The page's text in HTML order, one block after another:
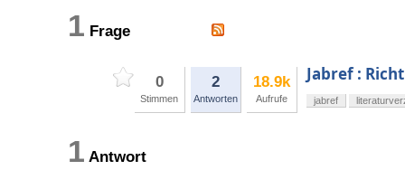
1 Frage
0
Stimmen
2
Antworten
18.9k
Aufrufe
Jabref :
jabref
1 Antwort